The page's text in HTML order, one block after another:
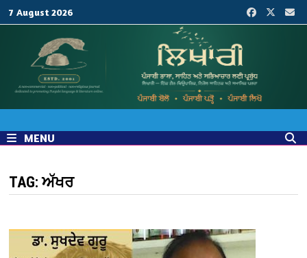
7 August 2026
MENU
TAG:ਅੱਖਰ